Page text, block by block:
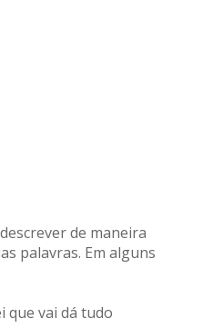
de maneira
palavras. Em alguns
que vai dá tudo